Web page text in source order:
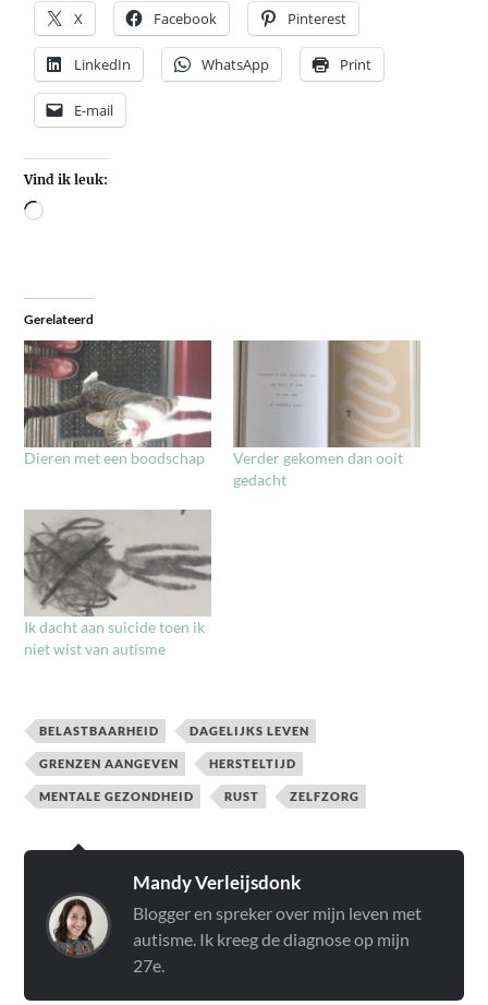
X Facebook Pinterest
LinkedIn WhatsApp Print
E-mail
Vind ik leuk:
Gerelateerd
Dieren met een boodschap
Verder gekomen dan ooit
gedacht
Ik dacht aan suicide toen ik
niet wist van autisme
BELASTBAARHEID DAGELIJKS LEVEN
GRENZEN AANGEVEN HERSTELTIJD
MENTALE GEZONDHEID RUST ZELFZORG
Mandy Verleijsdonk
Blogger en spreker over mijn leven met
autisme. Ik kreeg de diagnose op mijn
27e.